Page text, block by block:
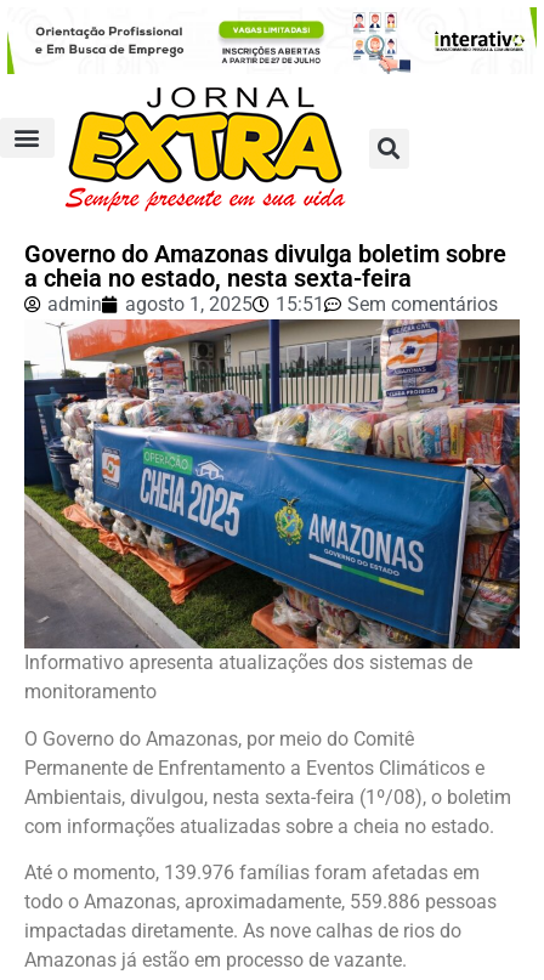
Governo do Amazonas divulga boletim sobre
a cheia no estado, nesta sexta-feira
admin agosto 1, 2025 15:51 Sem comentários
Informativo apresenta atualizações dos sistemas de
monitoramento
O Governo do Amazonas, por meio do Comitê
Permanente de Enfrentamento a Eventos Climáticos e
Ambientais, divulgou, nesta sexta-feira (1º/08), o boletim
com informações atualizadas sobre a cheia no estado.
Até o momento, 139.976 famílias foram afetadas em
todo o Amazonas, aproximadamente, 559.886 pessoas
impactadas diretamente. As nove calhas de rios do
Amazonas já estão em processo de vazante.